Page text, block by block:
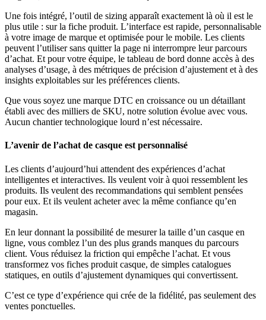
Une fois intégré, l’outil de sizing apparaît exactement là où il est le
plus utile : sur la fiche produit. L’interface est rapide, personnalisable
à votre image de marque et optimisée pour le mobile. Les clients
peuvent l’utiliser sans quitter la page ni interrompre leur parcours
d’achat. Et pour votre équipe, le tableau de bord donne accès à des
analyses d’usage, à des métriques de précision d’ajustement et à des
insights exploitables sur les préférences clients.
Que vous soyez une marque DTC en croissance ou un détaillant
établi avec des milliers de SKU, notre solution évolue avec vous.
Aucun chantier technologique lourd n’est nécessaire.
L’avenir de l’achat de casque est personnalisé
Les clients d’aujourd’hui attendent des expériences d’achat
intelligentes et interactives. Ils veulent voir à quoi ressemblent les
produits. Ils veulent des recommandations qui semblent pensées
pour eux. Et ils veulent acheter avec la même confiance qu’en
magasin.
En leur donnant la possibilité de mesurer la taille d’un casque en
ligne, vous comblez l’un des plus grands manques du parcours
client. Vous réduisez la friction qui empêche l’achat. Et vous
transformez vos fiches produit casque, de simples catalogues
statiques, en outils d’ajustement dynamiques qui convertissent.
C’est ce type d’expérience qui crée de la fidélité, pas seulement des
ventes ponctuelles.